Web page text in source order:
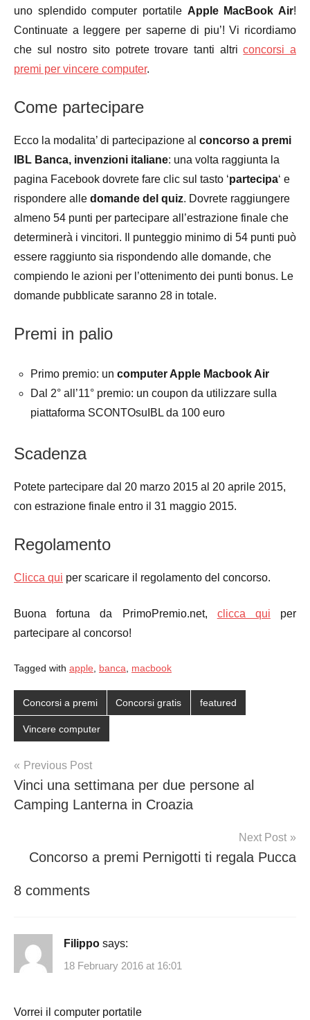
uno splendido computer portatile Apple MacBook Air!
Continuate a leggere per saperne di piu’! Vi ricordiamo
che sul nostro sito potrete trovare tanti altriconcorsi a
premi per vincere computer.
Come partecipare
Ecco la modalita’ di partecipazione al concorso a premi
IBL Banca, invenzioni italiane: una volta raggiunta la
pagina Facebook dovrete fare clic sul tasto ‘partecipa‘ e
rispondere alle domande del quiz. Dovrete raggiungere
almeno 54 punti per partecipare all’estrazione finale che
determinerà i vincitori. Il punteggio minimo di 54 punti può
essere raggiunto sia rispondendo alle domande, che
compiendo le azioni per l’ottenimento dei punti bonus. Le
domande pubblicate saranno 28 in totale.
Premi in palio
Primo premio: un computer Apple Macbook Air
Dal 2° all’11° premio: un coupon da utilizzare sulla
piattaforma SCONTOsuIBL da 100 euro
Scadenza
Potete partecipare dal 20 marzo 2015 al 20 aprile 2015,
con estrazione finale entro il 31 maggio 2015.
Regolamento
Clicca qui per scaricare il regolamento del concorso.
Buona fortuna da PrimoPremio.net, clicca qui per
partecipare al concorso!
Tagged with apple banca macbook
Concorsi a premi Concorsi gratis featured
Vincere computer
Post
navigation
Previous Post
Vinci una settimana per due persone al
Camping Lanterna in Croazia
Next Post
Concorso a premi Pernigotti ti regala Pucca
8 comments
Filippo says:
18 February 2016 at 16:01
Vorrei il computer portatile